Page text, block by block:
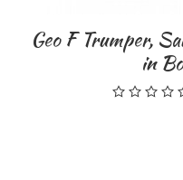
F Trumper,
in Bowl,
0